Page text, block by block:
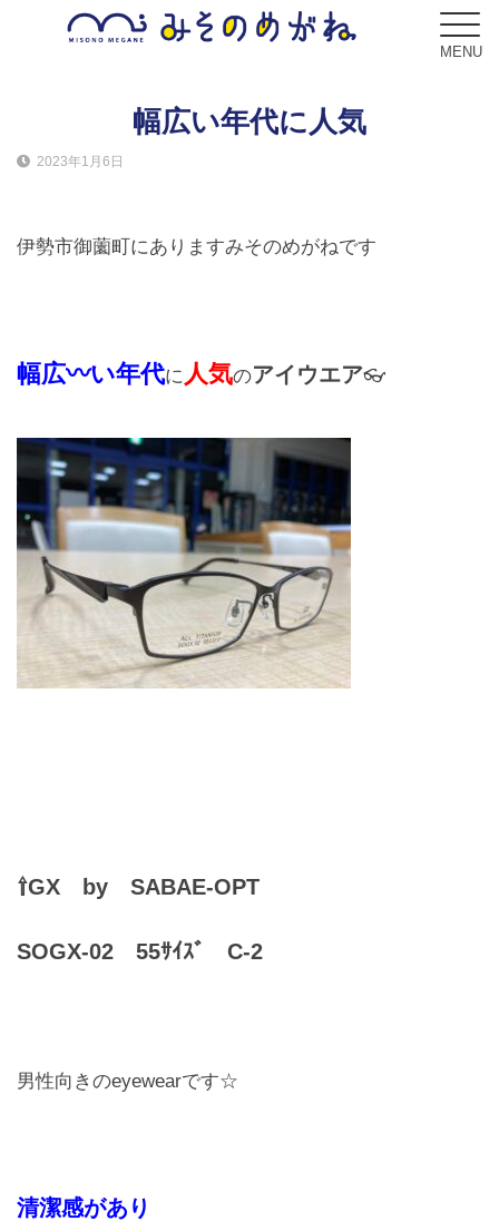
MENU
サービス
Service
フレーム
Frame
レンズ
Lens
キッズ
アクセス
CONTACT
幅広い年代に人気
2023年1月6日
伊勢市御薗町にありますみそのめがねです
幅広〰い年代に 人気のアイウエア👓
⇧GX by SABAE-OPT
SOGX-02 55ｻｲｽﾞ C-2
男性向きのeyewearです☆
清潔感があり